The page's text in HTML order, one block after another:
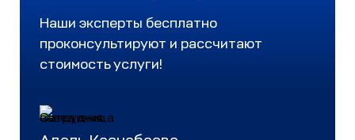
Наши эксперты бесплатно
проконсультируют и рассчитают
стоимость услуги!